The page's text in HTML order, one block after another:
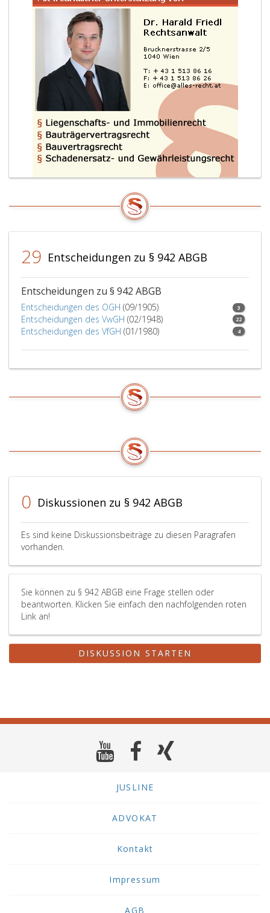
29 Entscheidungen zu § 942 ABGB
Entscheidungen zu § 942 ABGB
Entscheidungen des OGH (09/1905) 3
Entscheidungen des VwGH (02/1948) 22
Entscheidungen des VfGH (01/1980) 4
0 Diskussionen zu § 942 ABGB
Es sind keine Diskussionsbeiträge zu diesen Paragrafen
vorhanden.
Sie können zu § 942 ABGB eine Frage stellen oder
beantworten. Klicken Sie einfach den nachfolgenden roten
Link an!
DISKUSSION STARTEN
JUSLINE
ADVOKAT
Kontakt
Impressum
AGB